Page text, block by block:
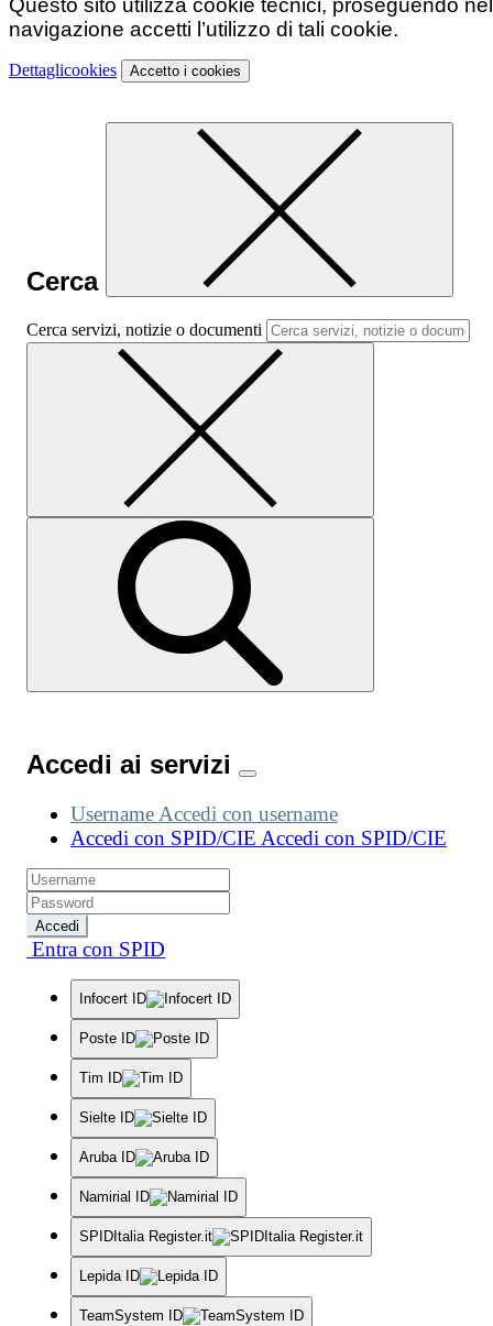
Questo sito utilizza cookie tecnici, proseguendo
navigazione accetti l’utilizzo di tali cookie.
Dettaglicookies Accetto i cookies
Cerca
Cerca servizi, notizie o documenti
Accedi ai servizi
Username Accedi con username
Accedi con SPID/CIE Accedi con SPID/CIE
Accedi
Entra con SPID
Infocert ID
Poste ID
Tim ID
Sielte ID
Aruba ID
Namirial ID
SPIDItalia Register.it
Lepida ID
TeamSystem ID